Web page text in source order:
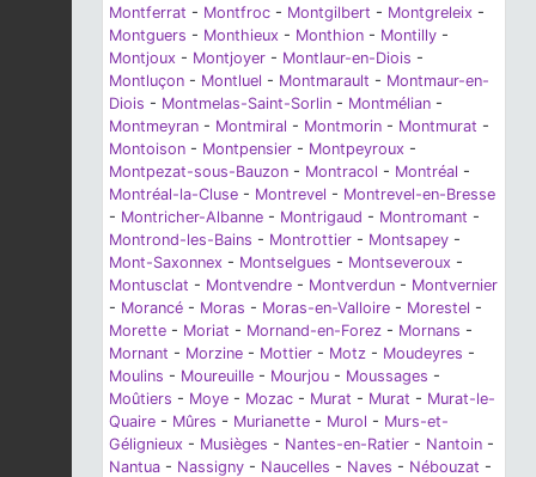
Montferrat - Montfroc - Montgilbert - Montgreleix -
Montguers - Monthieux - Monthion - Montilly -
Montjoux - Montjoyer - Montlaur-en-Diois -
Montluçon - Montluel - Montmarault - Montmaur-en-
Diois - Montmelas-Saint-Sorlin - Montmélian -
Montmeyran - Montmiral - Montmorin - Montmurat -
Montoison - Montpensier - Montpeyroux -
Montpezat-sous-Bauzon - Montracol - Montréal -
Montréal-la-Cluse - Montrevel - Montrevel-en-Bresse
- Montricher-Albanne - Montrigaud - Montromant -
Montrond-les-Bains - Montrottier - Montsapey -
Mont-Saxonnex - Montselgues - Montseveroux -
Montusclat - Montvendre - Montverdun - Montvernier
- Morancé - Moras - Moras-en-Valloire - Morestel -
Morette - Moriat - Mornand-en-Forez - Mornans -
Mornant - Morzine - Mottier - Motz - Moudeyres -
Moulins - Moureuille - Mourjou - Moussages -
Moûtiers - Moye - Mozac - Murat - Murat - Murat-le-
Quaire - Mûres - Murianette - Murol - Murs-et-
Gélignieux - Musièges - Nantes-en-Ratier - Nantoin -
Nantua - Nassigny - Naucelles - Naves - Nébouzat -